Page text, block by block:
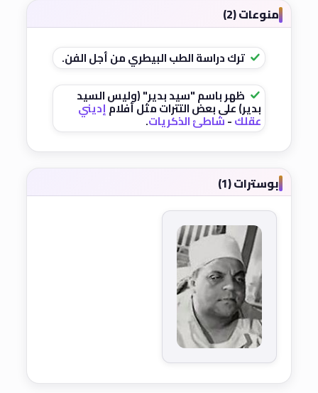
منوعات (2)
ترك دراسة الطب البيطري من أجل الفن.
ظهر باسم "سيد بدير" (وليس السيد
بدير) على بعض التترات مثل أفلامإديني
عقلك-شاطئ الذكريات.
بوسترات (1)